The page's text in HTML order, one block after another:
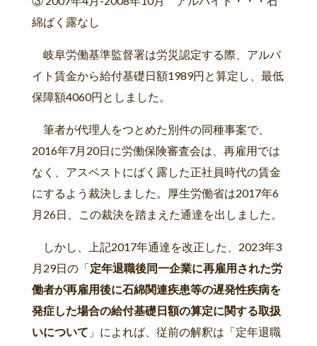
綿ばく露なし
岐阜労働基準監督署は労災認定する際、アルバ
イト賃金から給付基礎日額1989円と算定し、最低
保障額4060円としました。
筆者が代理人をつとめた別件の同種事案で、
2016年7月20日に労働保険審査会は、再雇用では
なく、アスベストにばく露した正社員時代の賃金
にするよう裁決しました。厚生労働省は2017年6
月26日、この裁決を踏まえた通達を出しました。
しかし、上記2017年通達を改正した、2023年3
月29日の「定年退職後同一企業に再雇用された労
働者が再雇用後に石綿関連疾患等の遅発性疾病を
発症した場合の給付基礎日額の算定に関する取扱
いについて 」によれば、従前の解釈は「定年退職